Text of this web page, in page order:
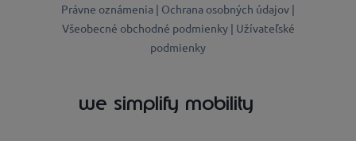
Právne oznámenia | Ochrana osobných údajov |
Všeobecné obchodné podmienky | Užívateľské
podmienky
we simplify mobility